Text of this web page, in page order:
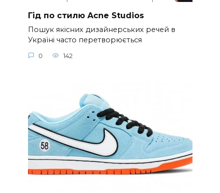
Гід по стилю Acne Studios
Пошук якісних дизайнерських речей в
Україні часто перетворюється
0 142